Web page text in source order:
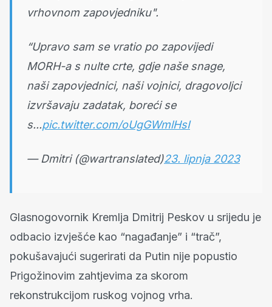
vrhovnom zapovjedniku".
“Upravo sam se vratio po zapovijedi
MORH-a s nulte crte, gdje naše snage,
naši zapovjednici, naši vojnici, dragovoljci
izvršavaju zadatak, boreći se
s...pic.twitter.com/oUgGWmlHsI
— Dmitri (@wartranslated)23. lipnja 2023
Glasnogovornik Kremlja Dmitrij Peskov u srijedu je
odbacio izvješće kao “nagađanje” i “trač”,
pokušavajući sugerirati da Putin nije popustio
Prigožinovim zahtjevima za skorom
rekonstrukcijom ruskog vojnog vrha.